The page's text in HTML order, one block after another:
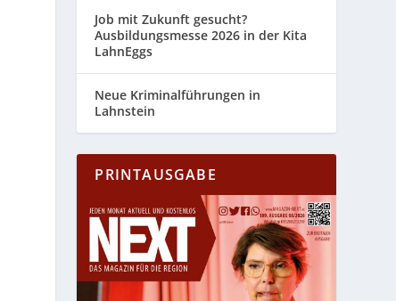
Job mit Zukunft gesucht?
Ausbildungsmesse 2026 in der Kita
LahnEggs
Neue Kriminalführungen in
Lahnstein
PRINTAUSGABE